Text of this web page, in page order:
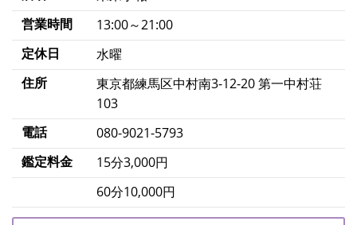
営業時間
13:00～21:00
定休日
水曜
住所
東京都練馬区中村南3-12-20 第一中村荘
103
電話
080-9021-5793
鑑定料金
15分3,000円
60分10,000円